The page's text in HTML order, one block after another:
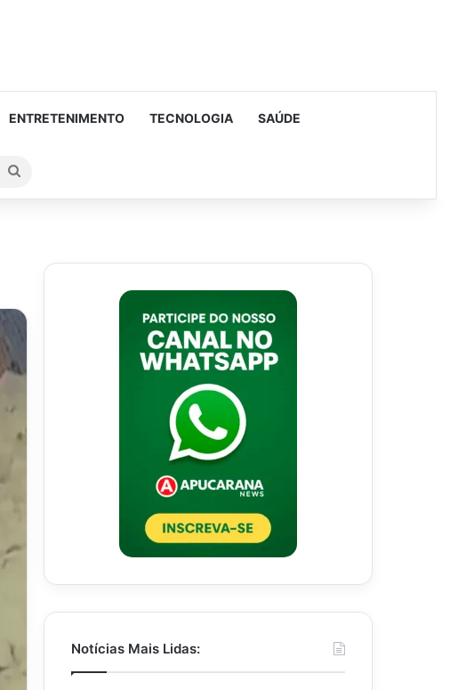
ENTRETENIMENTO TECNOLOGIA SAÚDE
Procurar
por
Notícias Mais Lidas: